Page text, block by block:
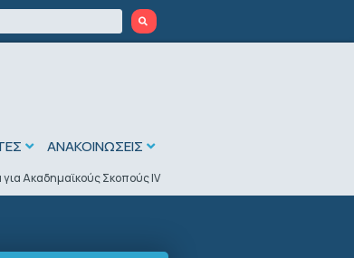
ΑΝΑΚΟΙΝΩΣΕΙΣ
Ακαδημαϊκούς Σκοπούς ΙV